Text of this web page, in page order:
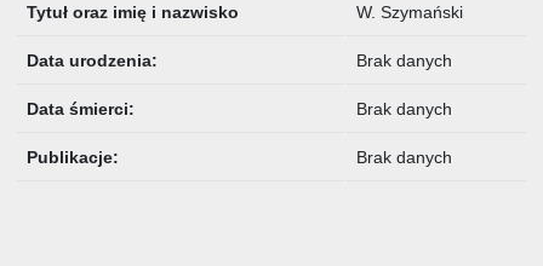
Tytuł oraz imię i nazwisko W. Szymański
Data urodzenia: Brak danych
Data śmierci: Brak danych
Publikacje: Brak danych